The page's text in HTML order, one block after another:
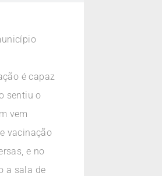
é capaz
sentiu o
vem
vacinação
e no
a sala de